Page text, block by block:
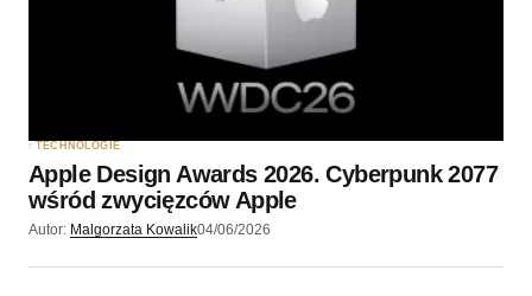
TECHNOLOGIE
Apple Design Awards 2026. Cyberpunk 2077
wśród zwycięzców Apple
Autor: Malgorzata Kowalik04/06/2026